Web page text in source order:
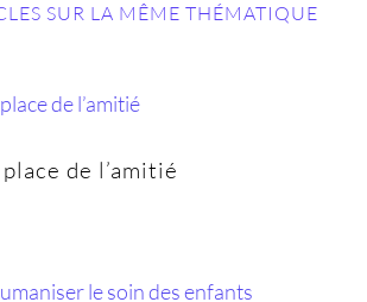
SUR LA MÊME THÉMATIQUE
de l’amitié